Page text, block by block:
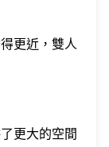
更近，雙人
更大的空間